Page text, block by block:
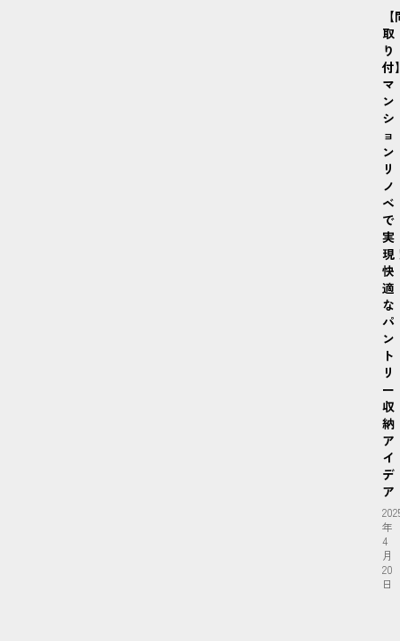
取
り
付
マ
ン
シ
ョ
ン
リ
ノ
ベ
で
実
現
快
適
な
パ
ン
ト
リ
ー
収
納
ア
イ
デ
ア
年
4
月
20
日